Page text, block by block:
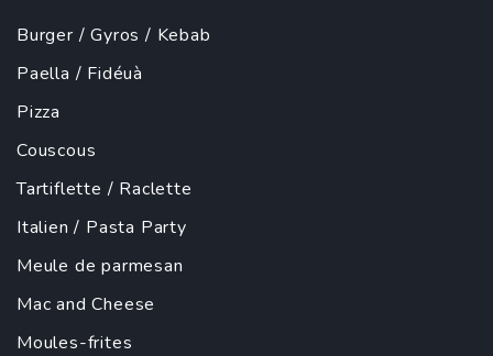
Burger /Gyros / Kebab
Paella / Fidéuà
Pizza
Couscous
Tartiflette / Raclette
Italien / Pasta Party
Meule de parmesan
Mac and Cheese
Moules-frites